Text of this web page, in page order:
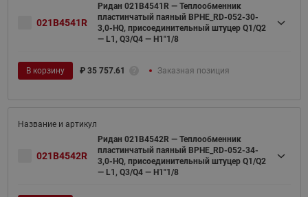
021B4541R
Ридан 021B4541R — Теплообменник
пластинчатый паяный BPHE_RD-052-30-
3,0-HQ, присоединительный штуцер Q1/Q2
— L1, Q3/Q4 — H1"1/8
В корзину ₽ 35 757.61 Заказная позиция
021B4542R
Ридан 021B4542R — Теплообменник
пластинчатый паяный BPHE_RD-052-34-
3,0-HQ, присоединительный штуцер Q1/Q2
— L1, Q3/Q4 — H1"1/8